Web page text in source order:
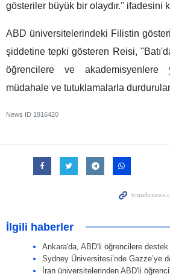
gösteriler büyük bir olaydır.'' ifadesini
ABD üniversitelerindeki Filistin
şiddetine tepki gösteren Reisi,
öğrencilere ve
müdahale ve tutuklamalarla
News ID 1916420
İlgili haberler
Ankara'da, ABD'li öğrencilere
Sydney Üniversitesi’nde Gazze’ye
İran üniversitelerinden ABD'li